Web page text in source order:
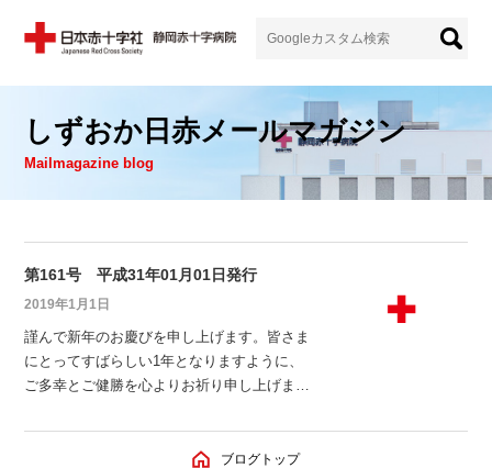
しずおか日赤メールマガジン
Mailmagazine blog
第161号 平成31年01月01日発行
2019年1月1日
謹んで新年のお慶びを申し上げます。皆さま
にとってすばらしい1年となりますように、
ご多幸とご健勝を心よりお祈り申し上げま
はたちの献血キャンペーンです。今年のキャ
ンペーンメッセージは「あなたがいなけれ
ブログトップ